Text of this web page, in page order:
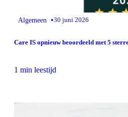
Algemeen •30 juni 2026
Care IS opnieuw beoordeeld met 5
1 min leestijd